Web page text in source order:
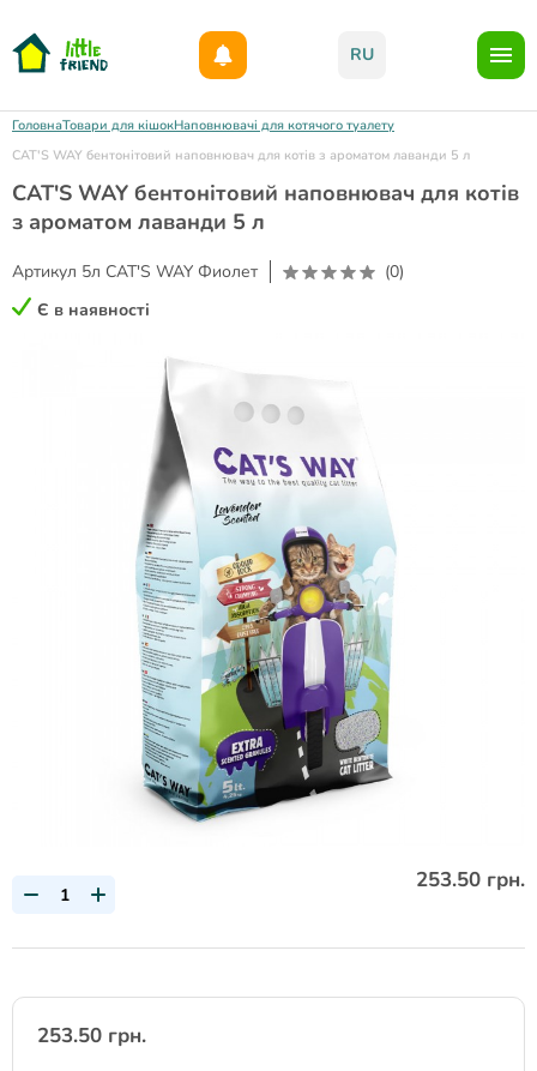
RU
ГоловнаТовари для кішокНаповнювачі для котячого туалету
CAT'S WAY бентонітовий наповнювач для котів з ароматом лаванди 5 л
CAT'S WAY бентонітовий наповнювач для котів
з ароматом лаванди 5 л
Артикул 5л CAT'S WAY Фиолет
(0)
Є в наявності
253.50 грн.
253.50 грн.